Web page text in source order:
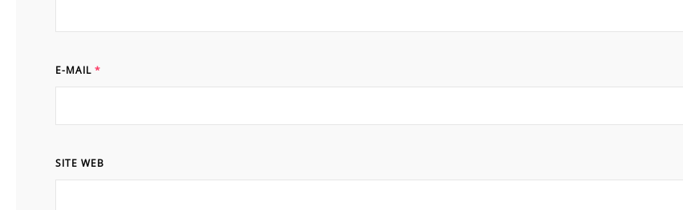
E-MAIL *
SITE WEB